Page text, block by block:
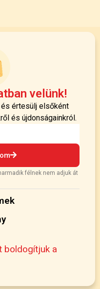
velünk!
értesülj elsőként
és újdonságainkról.
félnek nem adjuk át
boldogítjuk a